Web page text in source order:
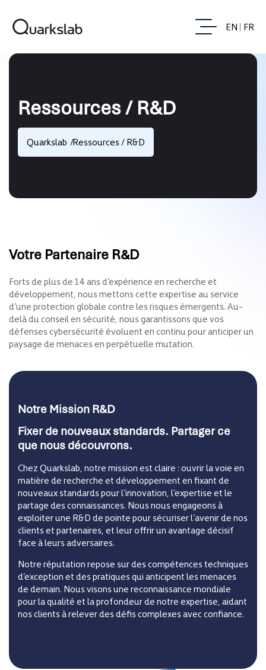
EN FR
Ressources / R&D
Quarkslab Ressources / R&D
Votre Partenaire R&D
Forts de plus de 14 ans d’expérience en recherche et
développement, nous mettons cette expertise au service
d’une protection globale contre les risques émergents. Au-
delà du conseil en sécurité, nous garantissons que vos
défenses cybersécurité évoluent en continu pour anticiper un
paysage de menaces en perpétuelle mutation.
Notre Mission R&D
Fixer de nouveaux standards. Partager ce
que nous découvrons.
Chez Quarkslab, notre mission est claire : ouvrir la voie en
matière de recherche et développement en fixant de
nouveaux standards pour l’innovation, l’expertise et le
partage des connaissances. Nous nous engageons à
exploiter une R&D de pointe pour sécuriser l’avenir de nos
clients et partenaires, et leur offrir un avantage décisif
face à leurs adversaires.
Notre réputation repose sur des compétences techniques
d’exception et des pratiques qui anticipent les menaces
de demain. Nous visons une reconnaissance mondiale
pour la qualité et la profondeur de notre expertise, aidant
nos clients à relever des défis complexes avec confiance.